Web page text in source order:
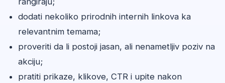
dodati nekoliko prirodnih internih linkova ka
relevantnim temama;
proveriti da li postoji jasan, ali nenametljiv poziv na
akciju;
pratiti prikaze, klikove, CTR i upite nakon